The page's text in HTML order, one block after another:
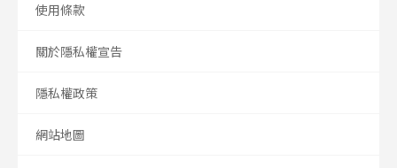
使用條款
關於隱私權宣告
隱私權政策
網站地圖